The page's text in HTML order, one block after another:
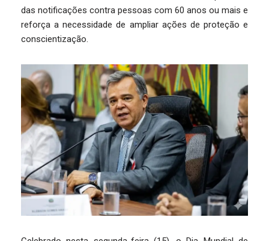
das notificações contra pessoas com 60 anos ou mais e
reforça a necessidade de ampliar ações de proteção e
conscientização.